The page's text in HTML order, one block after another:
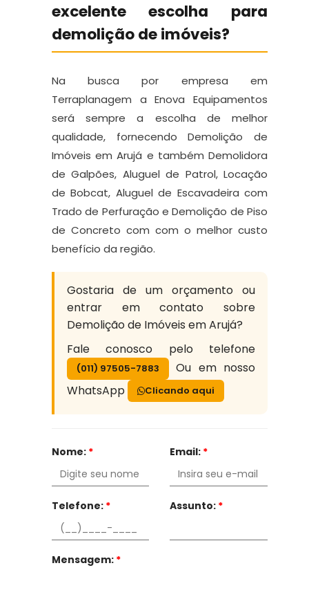
excelente escolha para
demolição de imóveis?
Na busca por empresa em
Terraplanagem a Enova Equipamentos
será sempre a escolha de melhor
qualidade, fornecendo Demolição de
Imóveis em Arujá e também Demolidora
de Galpões, Aluguel de Patrol, Locação
de Bobcat, Aluguel de Escavadeira com
Trado de Perfuração e Demolição de Piso
de Concreto com com o melhor custo
benefício da região.
Gostaria de um orçamento ou
entrar em contato sobre
Demolição de Imóveis em Arujá?
Fale conosco pelo telefone
(011) 97505-7883
Ou em nosso
WhatsApp
Clicando aqui
Nome: * Email: *
Telefone: * Assunto: *
Mensagem: *